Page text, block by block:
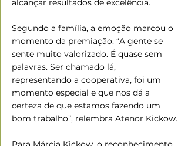
alcançar resultados de excelência.
Segundo a família, a emoção marcou o
momento da premiação. “A gente se
sente muito valorizado. É quase sem
palavras. Ser chamado lá,
representando a cooperativa, foi um
momento especial e que nos dá a
certeza de que estamos fazendo um
bom trabalho”, relembra Atenor Kickow.